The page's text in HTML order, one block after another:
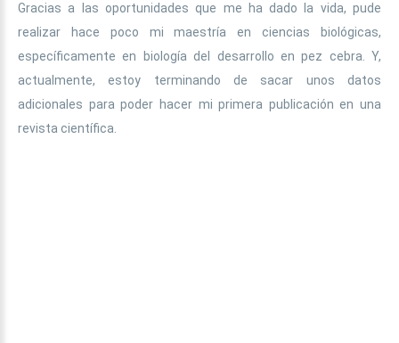
Gracias a las oportunidades que me ha dado la vida, pude
realizar hace poco mi maestría en ciencias biológicas,
específicamente en biología del desarrollo en pez cebra. Y,
actualmente, estoy terminando de sacar unos datos
adicionales para poder hacer mi primera publicación en una
revista científica.